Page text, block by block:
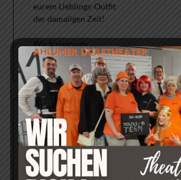
eurem Lieblings-Outfit
der damaligen Zeit!
Wir freuen uns
Euer ADT
FEEDBACK UNSERER
Was sagt unser Publikum zu unseren
->Hier geht´s direkt zur Feedback-